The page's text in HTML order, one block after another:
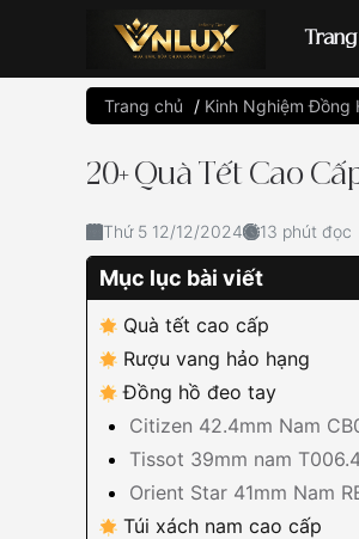
Trang chủ / Kinh Nghiệm Đồng
20+ Quà Tết Cao
Thứ 5 12/12/2024 13 phút đọc
Mục lục bài viết
Quà tết cao cấp
Rượu vang hảo hạng
Đồng hồ đeo tay
Citizen 42.4mm Nam
Tissot 39mm nam
Orient Star 41mm Nam
Túi xách nam cao cấp